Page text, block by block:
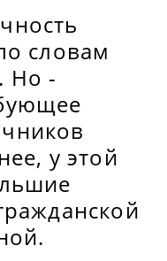
словам
Но -
у этой